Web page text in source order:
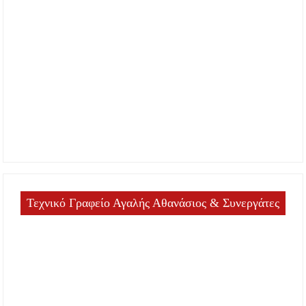
Τεχνικό Γραφείο Αγαλής Αθανάσιος & Συνεργάτες